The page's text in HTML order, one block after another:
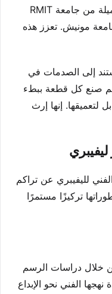
تحمل درجة الماجستير في الفنون الجميلة من جامعة RMIT
مونيش. تعزز هذه
إلى الصدمات في
صنع كل قطعة ببطء
إنها إرث
لليفيبري عن تراكم
تركيزًا مستمرًا
خلال دراسات الرسم
الفني نحو الإبداع